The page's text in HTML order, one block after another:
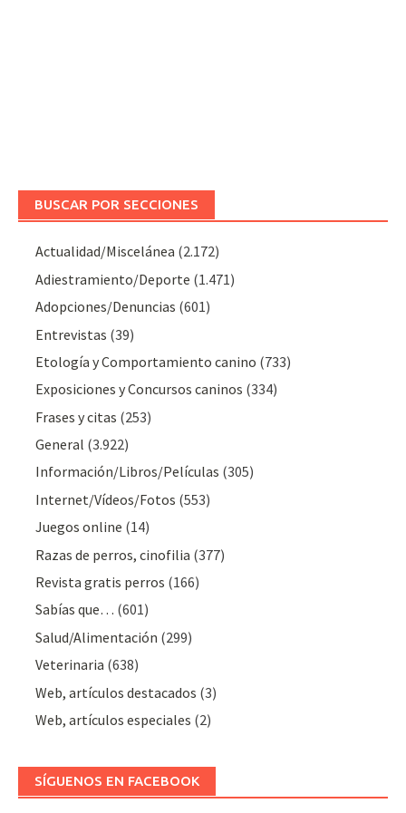
BUSCAR POR SECCIONES
Actualidad/Miscelánea (2.172)
Adiestramiento/Deporte (1.471)
Adopciones/Denuncias (601)
Entrevistas (39)
Etología y Comportamiento canino (733)
Exposiciones y Concursos caninos (334)
Frases y citas (253)
General (3.922)
Información/Libros/Películas (305)
Internet/Vídeos/Fotos (553)
Juegos online (14)
Razas de perros, cinofilia (377)
Revista gratis perros (166)
Sabías que… (601)
Salud/Alimentación (299)
Veterinaria (638)
Web, artículos destacados (3)
Web, artículos especiales (2)
SÍGUENOS EN FACEBOOK